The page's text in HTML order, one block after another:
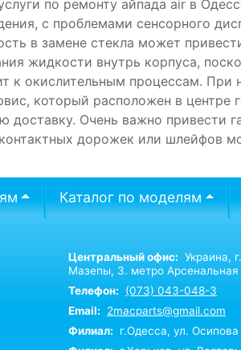
по ремонту айпада air в
с проблемами сенсорного
в замене стекла может
жидкости внутрь корпуса,
к окислительным процессам. При
который расположен в центре
доставку. Очень важно привести
дорожек или шлейфов
Каталог по моделям
Центральный офис: Украина,
Мазепы, 3. метро Арсенальная
Телефон:
(073) 043-048-3
Email:
2macparts@gmail.com
Филиал:
г.Одесса, ул. Осипова